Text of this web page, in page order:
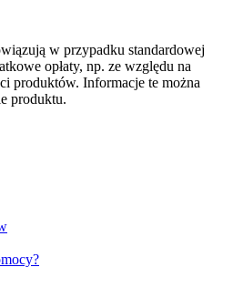
w przypadku standardowej
opłaty, np. ze względu na
produktów. Informacje te można
produktu.